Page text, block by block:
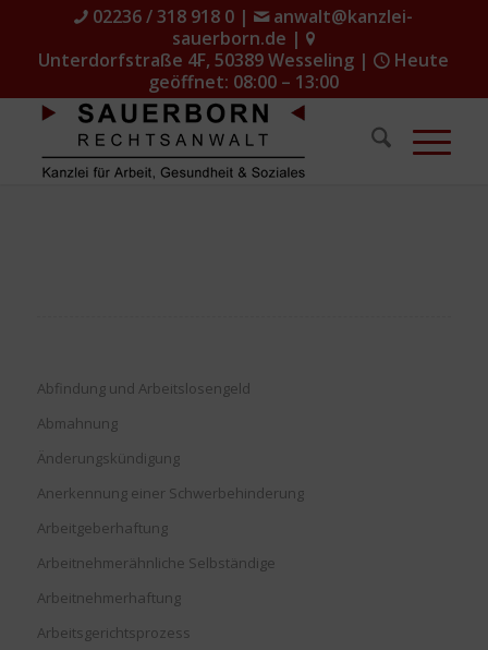
02236 / 318 918 0 |
anwalt@kanzlei-
sauerborn.de |
Unterdorfstraße 4F, 50389 Wesseling |
Heute
geöffnet: 08:00 – 13:00
Abfindung und Arbeitslosengeld
Abmahnung
Änderungskündigung
Anerkennung einer Schwerbehinderung
Arbeitgeberhaftung
Arbeitnehmerähnliche Selbständige
Arbeitnehmerhaftung
Arbeitsgerichtsprozess